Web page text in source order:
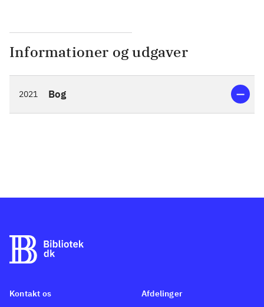
Informationer og udgaver
2021 Bog
Kontakt os
Afdelinger